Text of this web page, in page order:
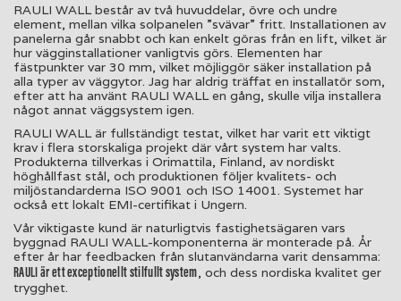
RAULI WALL består av två huvuddelar, övre och undre
element, mellan vilka solpanelen ”svävar” fritt. Installationen av
panelerna går snabbt och kan enkelt göras från en lift, vilket är
hur vägginstallationer vanligtvis görs. Elementen har
fästpunkter var 30 mm, vilket möjliggör säker installation på
alla typer av väggytor. Jag har aldrig träffat en installatör som,
efter att ha använt RAULI WALL en gång, skulle vilja installera
något annat väggsystem igen.
RAULI WALL är fullständigt testat, vilket har varit ett viktigt
krav i flera storskaliga projekt där vårt system har valts.
Produkterna tillverkas i Orimattila, Finland, av nordiskt
höghållfast stål, och produktionen följer kvalitets- och
miljöstandarderna ISO 9001 och ISO 14001. Systemet har
också ett lokalt EMI-certifikat i Ungern.
Vår viktigaste kund är naturligtvis fastighetsägaren vars
byggnad RAULI WALL-komponenterna är monterade på. År
efter år har feedbacken från slutanvändarna varit densamma:
RAULI är ett exceptionellt stilfullt system, och dess nordiska kvalitet ger
trygghet.